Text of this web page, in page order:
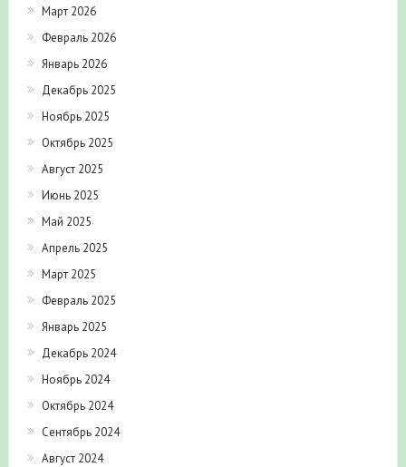
Март 2026
Февраль 2026
Январь 2026
Декабрь 2025
Ноябрь 2025
Октябрь 2025
Август 2025
Июнь 2025
Май 2025
Апрель 2025
Март 2025
Февраль 2025
Январь 2025
Декабрь 2024
Ноябрь 2024
Октябрь 2024
Сентябрь 2024
Август 2024